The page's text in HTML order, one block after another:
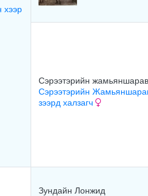
хээр
Сэрээтэрийн жамьяншарав
Сэрээтэрийн
зээрд халзагч
Зундайн Лонжид